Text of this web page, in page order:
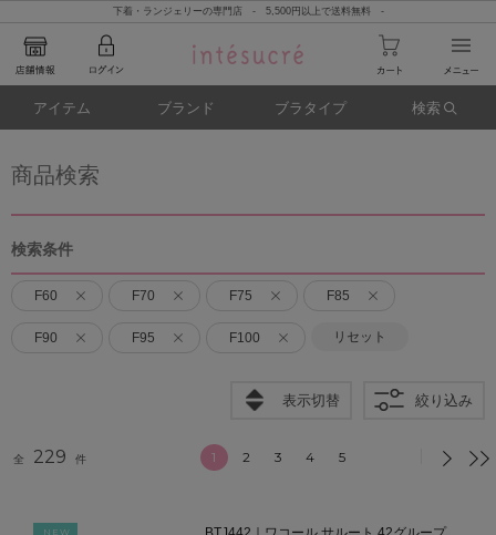
下着・ランジェリーの専門店 - 5,500円以上で送料無料 -
アイテム ブランド ブラタイプ 検索
商品検索
検索条件
F60 F70 F75 F85
F90 F95 F100 リセット
表示切替 絞り込み
全 229 件 1 2 3 4 5
NEW